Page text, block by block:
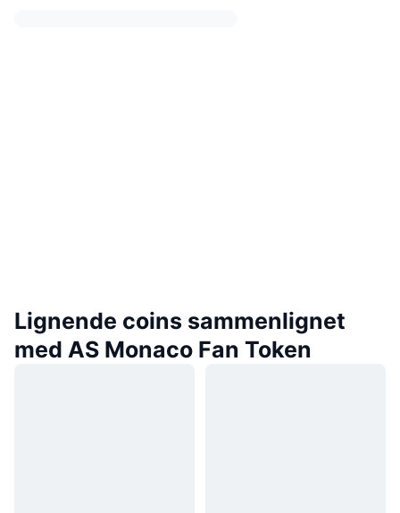
Lignende coins sammenlignet
med AS Monaco Fan Token